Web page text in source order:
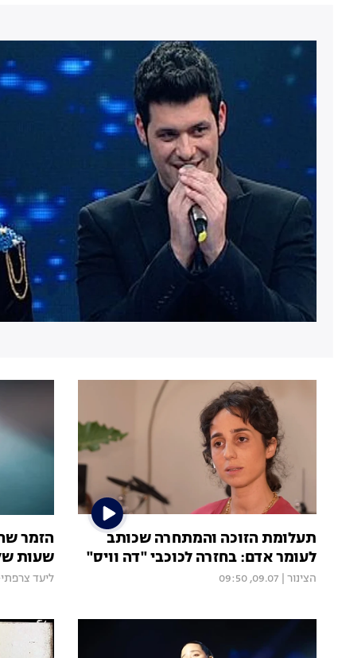
תעלומת הזוכה והמתחרה שכותב
לעומר אדם: בחזרה לכוכבי "דה וויס"
הצינור 09.07, 09:50
הזמר
שעות
ליעד